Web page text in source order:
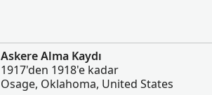
Askere Alma Kaydı
1917'den 1918'e kadar
Osage, Oklahoma, United States